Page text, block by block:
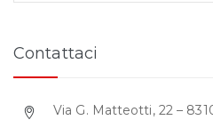
Contattaci
Via G. Matteotti, 22 –